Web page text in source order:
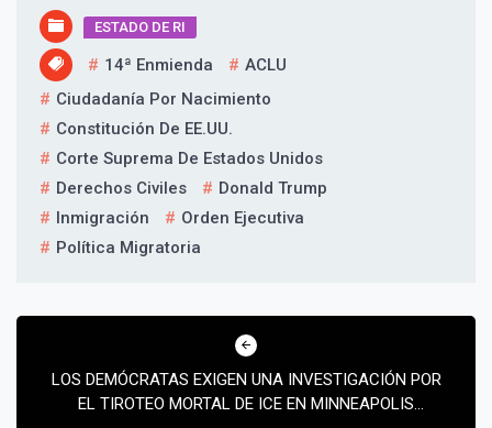
¡Suscríbete y Vive la
Experiencia!
ESTADO DE RI
14ª Enmienda
ACLU
Ciudadanía Por Nacimiento
Constitución De EE.UU.
Corte Suprema De Estados Unidos
Derechos Civiles
Donald Trump
Inmigración
Orden Ejecutiva
Política Migratoria
Navegación
entradas
LOS DEMÓCRATAS EXIGEN UNA INVESTIGACIÓN POR
EL TIROTEO MORTAL DE ICE EN MINNEAPOLIS